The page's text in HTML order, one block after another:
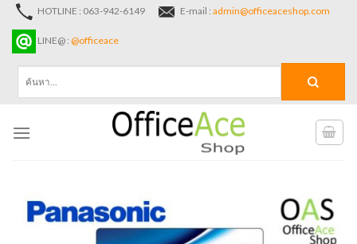
Skip
content
HOTLINE : 063-942-6149 E-mail : admin@officeaceshop.com
LINE@ : @officeace